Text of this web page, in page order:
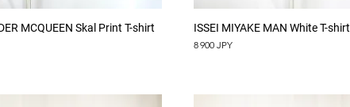
Aperçu rapide
MCQUEEN Skal Print T-shirt Aperçu rapide
ISSEI MIYAKE MAN White T-shirt
Prix
8 900 JPY